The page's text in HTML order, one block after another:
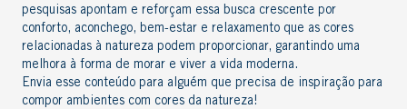
pesquisas apontam e reforçam essa busca crescente por
conforto, aconchego, bem-estar e relaxamento que as cores
relacionadas à natureza podem proporcionar, garantindo uma
melhora à forma de morar e viver a vida moderna.
Envia esse conteúdo para alguém que precisa de inspiração para
compor ambientes com cores da natureza!